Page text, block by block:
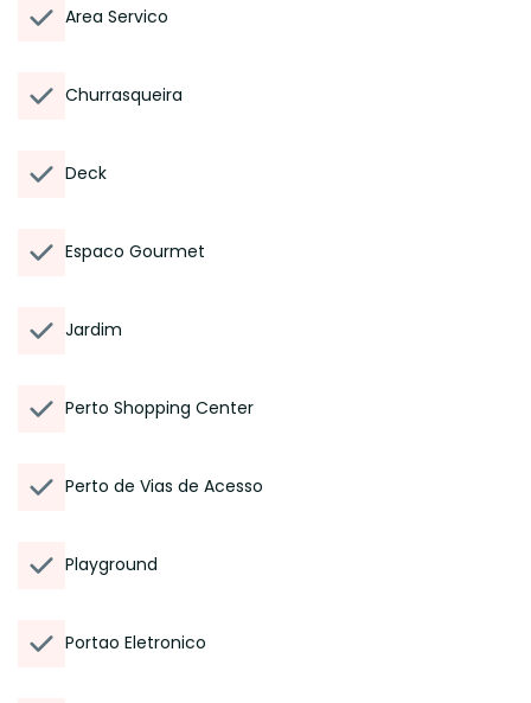
Area Servico
Churrasqueira
Deck
Espaco Gourmet
Jardim
Perto Shopping Center
Perto de Vias de Acesso
Playground
Portao Eletronico